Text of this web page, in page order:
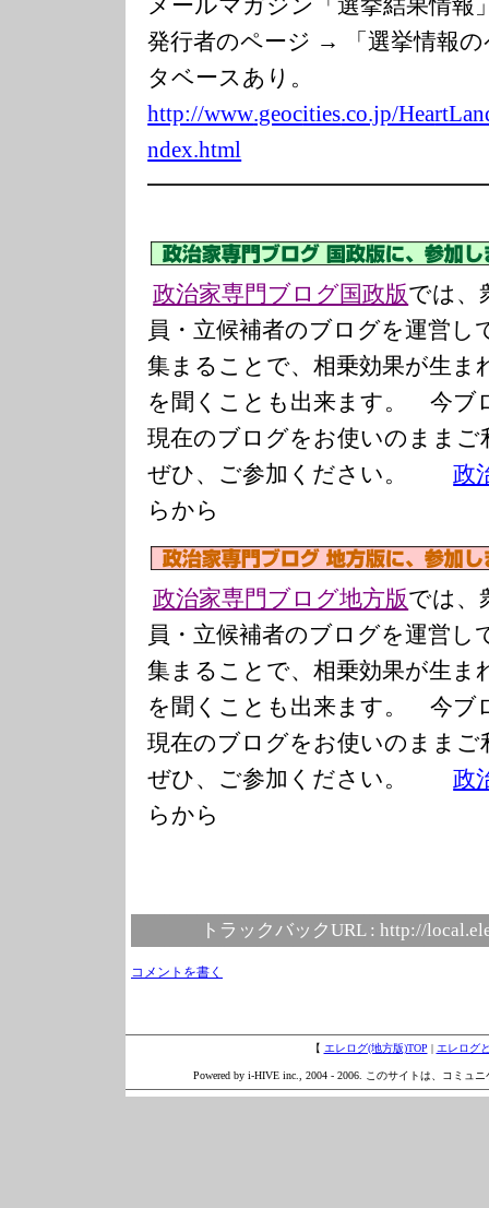
発行者のページ → 「選挙情報
タベースあり。
http://www.geocities.co.jp/Hea
ndex.html
政治家専門ブログ国政版では、
員・立候補者のブログを運営し
集まることで、相乗効果が生ま
を聞くことも出来ます。 今ブ
現在のブログをお使いのまま
ぜひ、ご参加ください。政
らから
政治家専門ブログ地方版では、
員・立候補者のブログを運営し
集まることで、相乗効果が生ま
を聞くことも出来ます。 今ブ
現在のブログをお使いのまま
ぜひ、ご参加ください。政
らから
トラックバックURL : http://
コメントを書く
【 エレログ(地方版)TOP | エレログ
Powered by i-HIVE inc., 2004 - 2006. このサイトは、コミュ